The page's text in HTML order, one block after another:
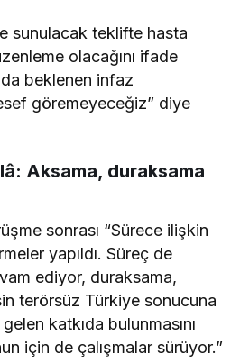
sunulacak teklifte hasta
olacağını ifade
beklenen infaz
göremeyeceğiz” diye
Aksama, duraksama
sonrası “Sürece ilişkin
yapıldı. Süreç de
ediyor, duraksama,
terörsüz Türkiye sonucuna
katkıda bulunmasını
için de çalışmalar sürüyor.”